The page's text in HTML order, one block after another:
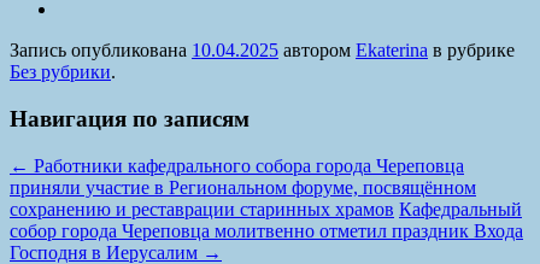
Запись опубликована 10.04.2025 автором Ekaterina в рубрике
Без рубрики.
Навигация по записям
← Работники кафедрального собора города Череповца
приняли участие в Региональном форуме, посвящённом
сохранению и реставрации старинных храмов Кафедральный
собор города Череповца молитвенно отметил праздник Входа
Господня в Иерусалим →